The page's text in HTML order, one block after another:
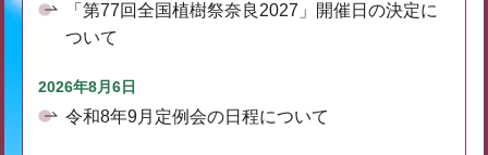
「第77回全国植樹祭奈良2027」開催日の決定に
ついて
2026年8月6日
令和8年9月定例会の日程について